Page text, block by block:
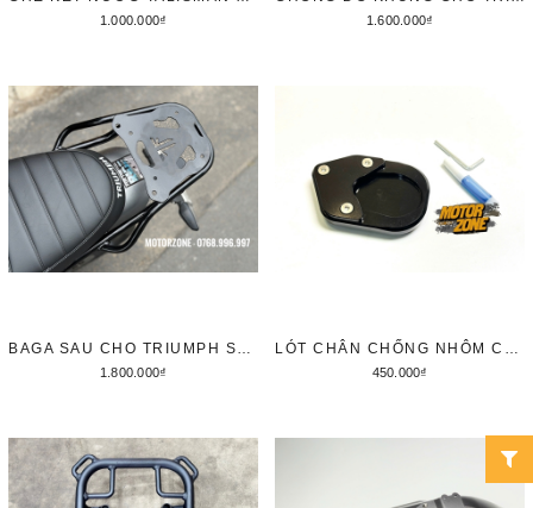
1.000.000₫ 1.600.000₫
BAGA SAU CHO TRIUMPH SPEED 400/ SCRAMBLER 400
1.800.000₫
LÓT CHÂN CHỐNG NHÔM CNC CHO TRIUMPH SPEED 400 / SCRAMBLER 400X
450.000₫